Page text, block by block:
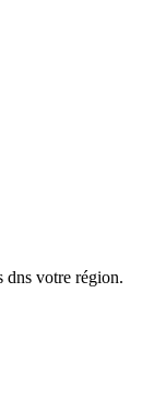
dns votre région.